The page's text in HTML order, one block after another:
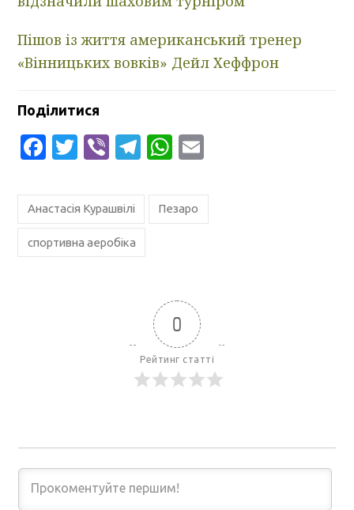
Пішов із життя американський тренер
«Вінницьких вовків» Дейл Хеффрон
Поділитися
Facebook
Twitter
ViberTelegram
WhatsApp
Анастасія Курашвілі Пезаро
спортивна аеробіка
0
Рейтинг статті